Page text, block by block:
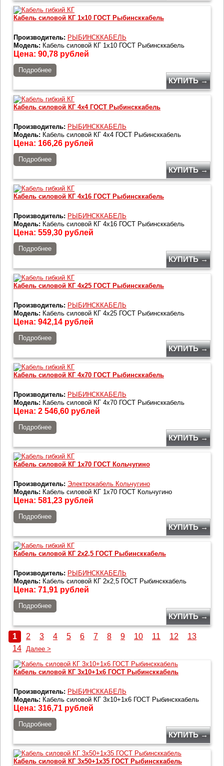
Кабель силовой КГ 1х10 ГОСТ Рыбинсккабель
Производитель: РЫБИНСККАБЕЛЬ
Модель: Кабель силовой КГ 1х10 ГОСТ Рыбинсккабель
Цена: 90,78 рублей
Подробнее
КУПИТЬ →
Кабель силовой КГ 4х4 ГОСТ Рыбинсккабель
Производитель: РЫБИНСККАБЕЛЬ
Модель: Кабель силовой КГ 4х4 ГОСТ Рыбинсккабель
Цена: 166,26 рублей
Подробнее
КУПИТЬ →
Кабель силовой КГ 4х16 ГОСТ Рыбинсккабель
Производитель: РЫБИНСККАБЕЛЬ
Модель: Кабель силовой КГ 4х16 ГОСТ Рыбинсккабель
Цена: 559,30 рублей
Подробнее
КУПИТЬ →
Кабель силовой КГ 4х25 ГОСТ Рыбинсккабель
Производитель: РЫБИНСККАБЕЛЬ
Модель: Кабель силовой КГ 4х25 ГОСТ Рыбинсккабель
Цена: 942,14 рублей
Подробнее
КУПИТЬ →
Кабель силовой КГ 4х70 ГОСТ Рыбинсккабель
Производитель: РЫБИНСККАБЕЛЬ
Модель: Кабель силовой КГ 4х70 ГОСТ Рыбинсккабель
Цена: 2 546,60 рублей
Подробнее
КУПИТЬ →
Кабель силовой КГ 1х70 ГОСТ Кольчугино
Производитель: Электрокабель Кольчугино
Модель: Кабель силовой КГ 1х70 ГОСТ Кольчугино
Цена: 581,23 рублей
Подробнее
КУПИТЬ →
Кабель силовой КГ 2х2,5 ГОСТ Рыбинсккабель
Производитель: РЫБИНСККАБЕЛЬ
Модель: Кабель силовой КГ 2х2,5 ГОСТ Рыбинсккабель
Цена: 71,91 рублей
Подробнее
КУПИТЬ →
1 2 3 4 5 6 7 8 9 10 11 12
13
14 Далее >
Кабель силовой КГ 3х10+1х6 ГОСТ Рыбинсккабель
Производитель: РЫБИНСККАБЕЛЬ
Модель: Кабель силовой КГ 3х10+1х6 ГОСТ Рыбинсккабель
Цена: 316,71 рублей
Подробнее
КУПИТЬ →
Кабель силовой КГ 3х50+1х35 ГОСТ Рыбинсккабель